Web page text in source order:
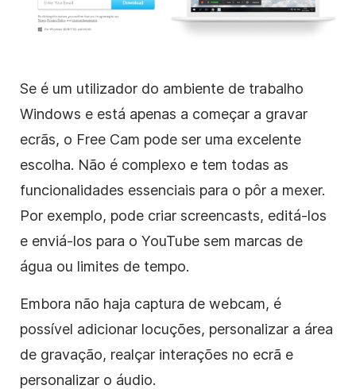
Se é um utilizador do ambiente de trabalho
Windows e está apenas a começar a gravar
ecrãs, o Free Cam pode ser uma excelente
escolha. Não é complexo e tem todas as
funcionalidades essenciais para o pôr a mexer.
Por exemplo, pode criar screencasts, editá-los
e enviá-los para o YouTube sem marcas de
água ou limites de tempo.
Embora não haja captura de webcam, é
possível adicionar locuções, personalizar a área
de gravação, realçar interações no ecrã e
personalizar o áudio.